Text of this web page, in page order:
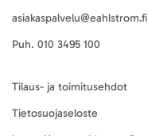
asiakaspalvelu@eahlstrom.fi
Puh. 010 3495 100
Tilaus- ja toimitusehdot
Tietosuojaseloste